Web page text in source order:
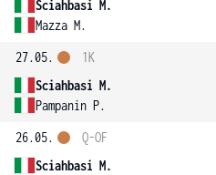
Sciahbasi M.
Mazza M.
27.05.
Sciahbasi M.
Pampanin P.
1K
26.05.
Sciahbasi M.
Q-OF